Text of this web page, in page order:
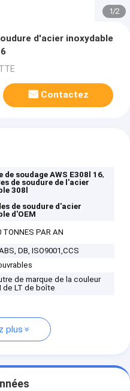
1/2
d'acier inoxydable
Contactez
de soudage AWS E308l 16,
de soudure de l'acier
308l
de soudure d'acier
d'OEM
TONNES PAR AN
DB, ISO9001,CCS
de marque de la couleur
de LT de boîte
plus